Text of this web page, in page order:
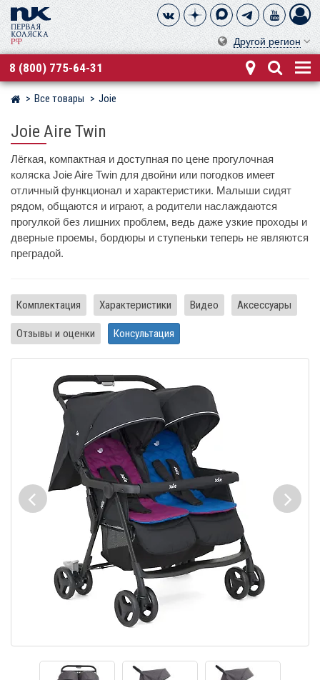
Другой регион
8 (800) 775-64-31
Магазин детских колясок
Все товары Joie
Joie Aire Twin
Лёгкая, компактная и доступная по цене прогулочная
коляска Joie Aire Twin для двойни или погодков имеет
отличный функционал и характеристики. Малыши сидят
рядом, общаются и играют, а родители наслаждаются
прогулкой без лишних проблем, ведь даже узкие проходы и
дверные проемы, бордюры и ступеньки теперь не являются
преградой.
Комплектация Характеристики Видео Аксессуары
Отзывы и оценки Консультация